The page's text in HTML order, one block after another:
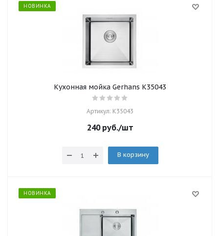
НОВИНКА
Кухонная мойка Gerhans K35043
Артикул: K35043
240руб./шт
В корзину
НОВИНКА